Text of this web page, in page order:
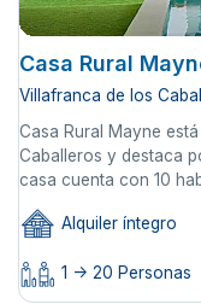
Casa Rural
Villafranca de los
Casa Rural Mayne
Caballeros y destaca
casa cuenta con 10
Alquiler íntegro
1 -> 20 Personas